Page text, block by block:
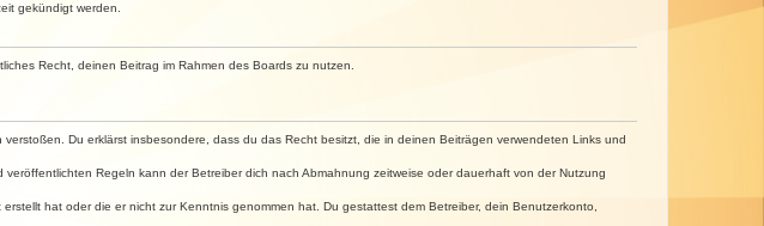
gekündigt werden.
Recht, deinen Beitrag im Rahmen des Boards zu nutzen.
Du erklärst insbesondere, dass du das Recht besitzt, die in deinen Beiträgen verwendeten Links und
Regeln kann der Betreiber dich nach Abmahnung zeitweise oder dauerhaft von der Nutzung
hat oder die er nicht zur Kenntnis genommen hat. Du gestattest dem Betreiber, dein Benutzerkonto,